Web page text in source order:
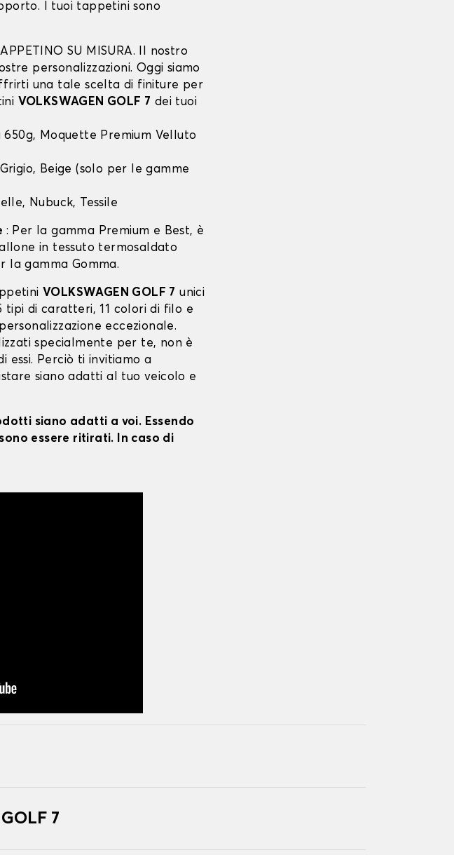
I tuoi tappetini sono
SU MISURA. Il nostro
personalizzazioni. Oggi siamo
una tale scelta di finiture per
VOLKSWAGEN GOLF 7 dei tuoi
Moquette Premium Velluto
Beige (solo per le gamme
Nubuck, Tessile
: Per la gamma Premium e Best, è
in tessuto termosaldato
la gamma Gomma.
VOLKSWAGEN GOLF 7 unici
tipi di caratteri, 11 colori di filo e
eccezionale.
specialmente per te, non è
essi. Perciò ti invitiamo a
siano adatti al tuo veicolo e
siano adatti a voi. Essendo
essere ritirati. In caso di
7